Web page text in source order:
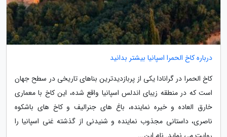
درباره کاخ الحمرا اسپانیا بیشتر بدانید
کاخ الحمرا در گرانادا یکی از پربازدیدترین بناهای تاریخی در سطح جهان
است که در منطقه زیبای اندلس اسپانیا واقع شده، این کاخ با معماری
خارق العاده و خیره نماینده، باغ های جنرالیف و کاخ های باشکوه
ناصری، داستانی مجذوب نماینده و شنیدنی از گذشته غنی اسپانیا را